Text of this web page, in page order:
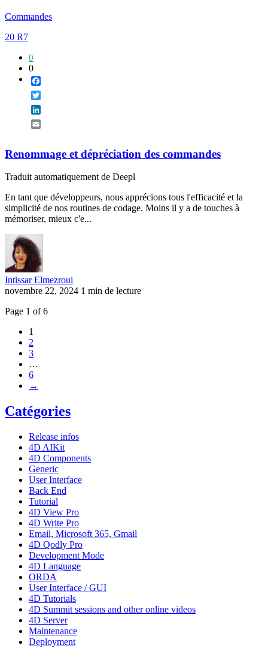
Commandes
20 R7
0
0
Renommage et dépréciation des commandes
Traduit automatiquement de Deepl
En tant que développeurs, nous apprécions tous l'efficacité et la
simplicité de nos routines de codage. Moins il y a de touches à
mémoriser, mieux c'e...
Intissar Elmezroui
novembre 22, 2024 1 min de lecture
Page 1 of 6
1
2
3
…
6
→
Catégories
Release infos
4D AIKit
4D Components
Generic
User Interface
Back End
Tutorial
4D View Pro
4D Write Pro
Email, Microsoft 365, Gmail
4D Qodly Pro
Development Mode
4D Language
ORDA
User Interface / GUI
4D Tutorials
4D Summit sessions and other online videos
4D Server
Maintenance
Deployment